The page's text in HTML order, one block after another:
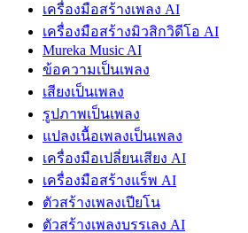
เครื่องมือสร้างเพลง AI
เครื่องมือสร้างมิวสิกวิดีโอ AI
Mureka Music AI
ข้อความเป็นเพลง
เสียงเป็นเพลง
รูปภาพเป็นเพลง
แปลงเนื้อเพลงเป็นเพลง
เครื่องมือเปลี่ยนเสียง AI
เครื่องมือสร้างแร็พ AI
ตัวสร้างเพลงเปียโน
ตัวสร้างเพลงบรรเลง AI